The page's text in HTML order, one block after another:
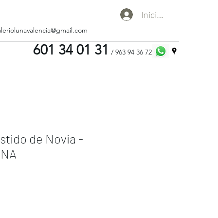
Iniciar sesión
601 34 01 31 / 963 94 36 72
de Novia -